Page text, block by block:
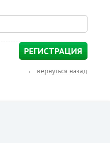
← вернуться назад